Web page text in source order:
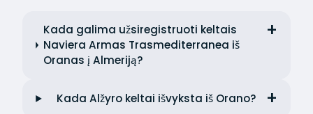
Kada galima užsiregistruoti keltais
Naviera Armas Trasmediterranea iš
Oranas į Almeriją?
Kada Alžyro keltai išvyksta iš Orano?